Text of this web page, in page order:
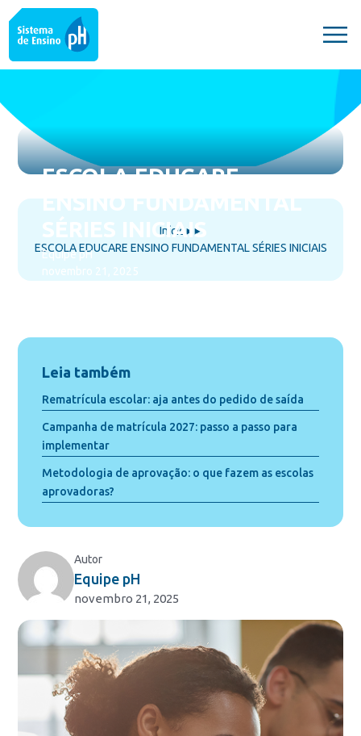
ESCOLA EDUCARE
ENSINO FUNDAMENTAL
SÉRIES INICIAIS
Equipe pH
novembro 21, 2025
Início⯈ ⯈
ESCOLA EDUCARE ENSINO FUNDAMENTAL SÉRIES INICIAIS
Leia também
Rematrícula escolar: aja antes do pedido de saída
Campanha de matrícula 2027: passo a passo para
implementar
Metodologia de aprovação: o que fazem as escolas
aprovadoras?
Autor
Equipe pH
novembro 21, 2025